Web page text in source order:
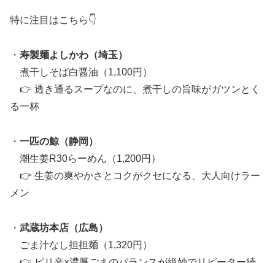
特に注目はこちら👇
・ 寿製麺よしかわ（埼玉）
煮干しそば白醤油（1,100円）
👉 透き通るスープなのに、煮干しの旨味がガツンとく
る一杯
・ 一匹の鯨（静岡）
潮生姜R30らーめん（1,200円）
👉 生姜の爽やかさとコクがクセになる、大人向けラー
メン
・ 武蔵坊本店（広島）
ごま汁なし担担麺（1,320円）